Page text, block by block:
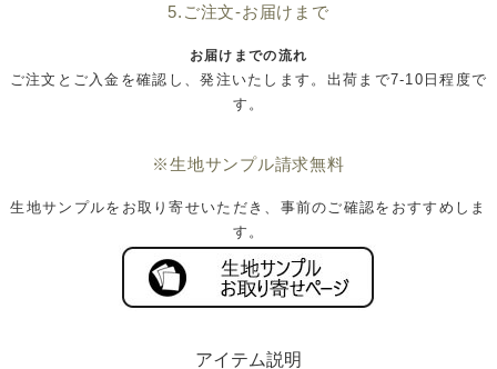
5.ご注文-お届けまで
お届けまでの流れ
ご注文とご入金を確認し、発注いたします。出荷まで7-10日程度で
す。
※生地サンプル請求無料
生地サンプルをお取り寄せいただき、事前のご確認をおすすめしま
す。